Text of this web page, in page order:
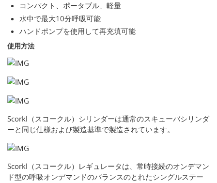
コンパクト、ポータブル、軽量
水中で最大10分呼吸可能
ハンドポンプを使用して再充填可能
使用方法
Scorkl（スコークル）シリンダーは通常のスキューバシリンダ
ーと同じ仕様および製造基準で製造されています。
Scorkl（スコークル）レギュレータは、常時接続のオンデマン
ド型の呼吸オンデマンドのバランスのとれたシングルステー